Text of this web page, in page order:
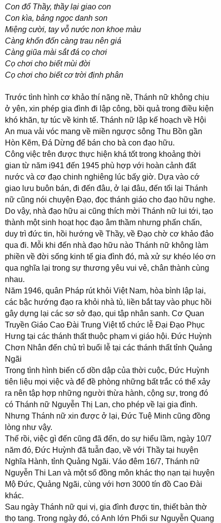
Con đổ Thầy, thầy lại giao con
Con kìa, bảng ngọc danh son
Miệng cười, tay vỗ nước non khoe màu
Càng khốn đốn càng trau nên giá
Càng giũa mài sắt đá cọ chơi
Cọ chơi cho biết mùi đời
Cọ chơi cho biết cơ trời định phân
Trước tình hình cơ khảo thí nặng nề, Thánh nữ không chịu
ở yên, xin phép gia đình đi lập công, bồi quả trong điều kiện
khó khăn, tự túc về kinh tế. Thánh nữ lập kế hoạch về Hội
An mua vải vóc mang về miền ngược sông Thu Bồn gần
Hòn Kẽm, Đá Dừng để bán cho bà con đạo hữu.
Công việc trên được thực hiện khá tốt trong khoảng thời
gian từ năm i941 đến 1945 phù hợp với hoàn cảnh đất
nước và cơ đạo chinh nghiêng lúc bấy giờ. Dựa vào cớ
giao lưu buôn bán, đi đến đâu, ở lại đâu, đến tối lại Thánh
nữ cũng nói chuyện Đạo, đọc thánh giáo cho đạo hữu nghe.
Do vậy, nhà đạo hữu ai cũng thích mời Thánh nữ lui tới, tạo
thành một sinh hoạt học đạo âm thầm nhưng phấn chấn,
duy trì đức tin, hồi hướng về Thầy, về Đạo chờ cơ khảo đảo
qua đi. Mỗi khi đến nhà đạo hữu nào Thánh nữ không làm
phiền về đời sống kinh tế gia đình đó, mà xử sự khéo léo ơn
qua nghĩa lại trong sự thương yêu vui vẻ, chân thành cùng
nhau.
Năm 1946, quân Pháp rút khỏi Việt Nam, hòa bình lập lại,
các bậc hướng đạo ra khỏi nhà tù, liền bắt tay vào phục hồi
gây dựng lại các sơ sở đạo, qui tập nhân sanh. Cơ Quan
Truyền Giáo Cao Đài Trung Việt tổ chức lễ Đại Đạo Phục
Hưng tại các thánh thất thuộc phạm vi giáo hội. Đức Huỳnh
Chơn Nhân đến chủ trì buổi lễ tại các thánh thất tỉnh Quảng
Ngãi
Trong tình hình biến cố dồn dập của thời cuộc, Đức Huỳnh
tiên liệu mọi việc và để đề phòng những bất trắc có thể xảy
ra nên tập hợp những người thừa hành, cộng sự, trong đó
có Thánh nữ Nguyễn Thị Lan, cho phép về lại gia đình.
Nhưng Thánh nữ xin được ở lại, Đức Tuệ Minh cũng đồng
lòng như vậy.
Thế rồi, việc gì đến cũng đã đến, do sự hiểu lầm, ngày 10/7
năm đó, Đức Huỳnh đã tuẫn đạo, về với Thầy tại huyện
Nghĩa Hành, tỉnh Quảng Ngãi. Váo đêm 16/7, Thánh nữ
Nguyễn Thi Lan và một số đồng môn khác thọ nạn tại huyện
Mộ Đức, Quảng Ngãi, cùng với hơn 3000 tín đồ Cao Đài
khác.
Sau ngày Thánh nữ qui vị, gia đình được tin, thiết bàn thờ
thọ tang. Trong ngày đó, có Anh lớn Phối sư Nguyễn Quang